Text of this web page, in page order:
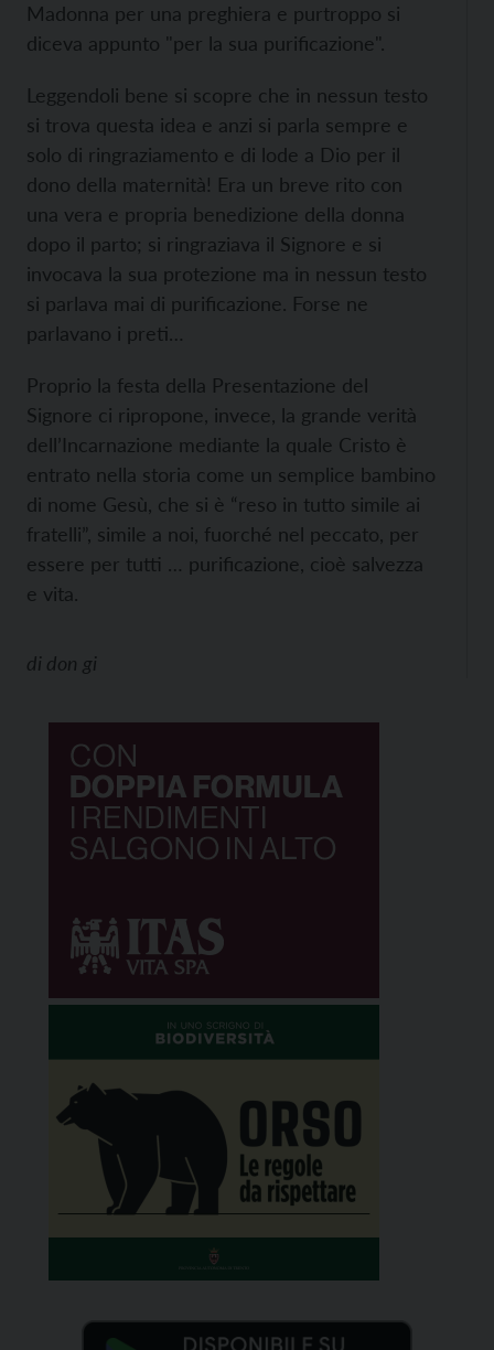
Madonna per una preghiera e purtroppo si
diceva appunto "per la sua purificazione".
Leggendoli bene si scopre che in nessun testo
si trova questa idea e anzi si parla sempre e
solo di ringraziamento e di lode a Dio per il
dono della maternità! Era un breve rito con
una vera e propria benedizione della donna
dopo il parto; si ringraziava il Signore e si
invocava la sua protezione ma in nessun testo
si parlava mai di purificazione. Forse ne
parlavano i preti…
Proprio la festa della Presentazione del
Signore ci ripropone, invece, la grande verità
dell’Incarnazione mediante la quale Cristo è
entrato nella storia come un semplice bambino
di nome Gesù, che si è “reso in tutto simile ai
fratelli”, simile a noi, fuorché nel peccato, per
essere per tutti … purificazione, cioè salvezza
e vita.
di don gi